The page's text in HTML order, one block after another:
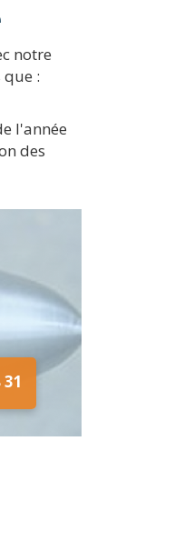
notre
:
l'année
des